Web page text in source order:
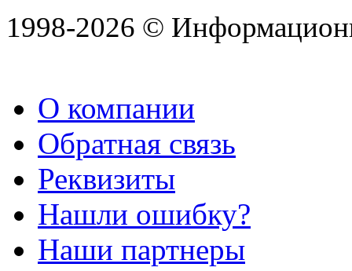
1998-2026 ©
О компании
Обратная связь
Реквизиты
Нашли ошибку?
Наши партнеры